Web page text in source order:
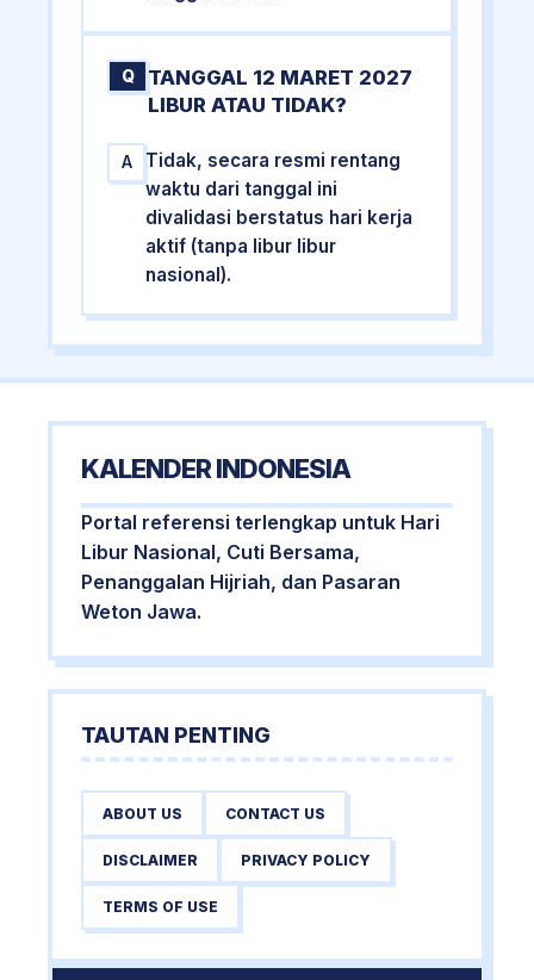
Q
TANGGAL 12 MARET 2027
LIBUR ATAU TIDAK?
A
Tidak, secara resmi rentang
waktu dari tanggal ini
divalidasi berstatus hari kerja
aktif (tanpa libur libur
nasional).
KALENDER INDONESIA
Portal referensi terlengkap untuk Hari
Libur Nasional, Cuti Bersama,
Penanggalan Hijriah, dan Pasaran
Weton Jawa.
TAUTAN PENTING
ABOUT US CONTACT US
DISCLAIMER PRIVACY POLICY
TERMS OF USE